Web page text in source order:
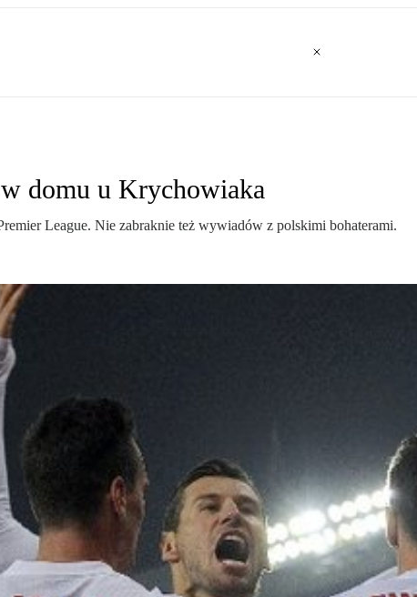
domu u Krychowiaka
League. Nie zabraknie też wywiadów z polskimi bohaterami.